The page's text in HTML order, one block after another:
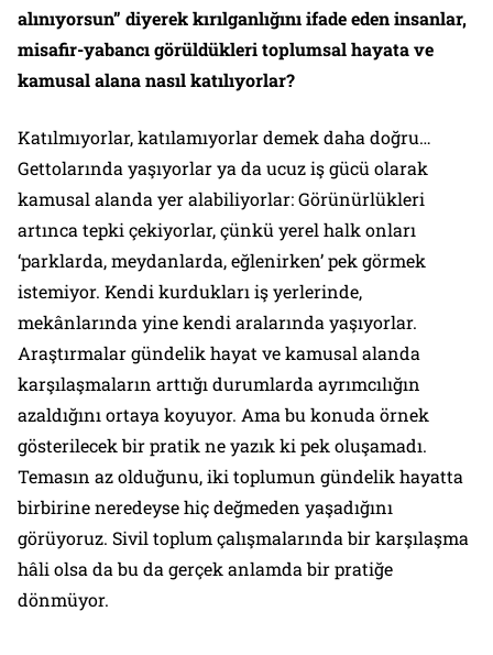
alınıyorsun” diyerek kırılganlığını ifade eden insanlar,
misafir-yabancı görüldükleri toplumsal hayata ve
kamusal alana nasıl katılıyorlar?
Katılmıyorlar, katılamıyorlar demek daha doğru…
Gettolarında yaşıyorlar ya da ucuz iş gücü olarak
kamusal alanda yer alabiliyorlar: Görünürlükleri
artınca tepki çekiyorlar, çünkü yerel halk onları
‘parklarda, meydanlarda, eğlenirken’ pek görmek
istemiyor. Kendi kurdukları iş yerlerinde,
mekânlarında yine kendi aralarında yaşıyorlar.
Araştırmalar gündelik hayat ve kamusal alanda
karşılaşmaların arttığı durumlarda ayrımcılığın
azaldığını ortaya koyuyor. Ama bu konuda örnek
gösterilecek bir pratik ne yazık ki pek oluşamadı.
Temasın az olduğunu, iki toplumun gündelik hayatta
birbirine neredeyse hiç değmeden yaşadığını
görüyoruz. Sivil toplum çalışmalarında bir karşılaşma
hâli olsa da bu da gerçek anlamda bir pratiğe
dönmüyor.